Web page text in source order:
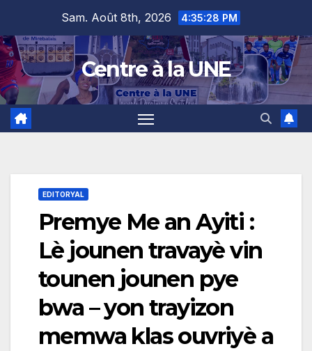
content
Sam. Août 8th, 2026 4:35:29 PM
Centre à la UNE
EDITORYAL
Premye Me an Ayiti :
Lè jounen travayè vin
tounen jounen pye
bwa – yon trayizon
memwa klas ouvriyè a